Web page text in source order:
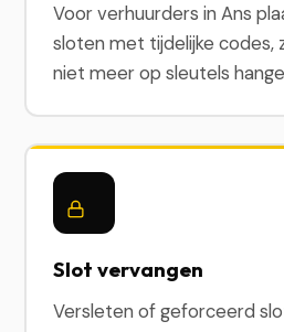
Voor verhuurders in Ans
sloten met tijdelijke codes,
niet meer op sleutels
Slot vervangen
Versleten of geforceerd